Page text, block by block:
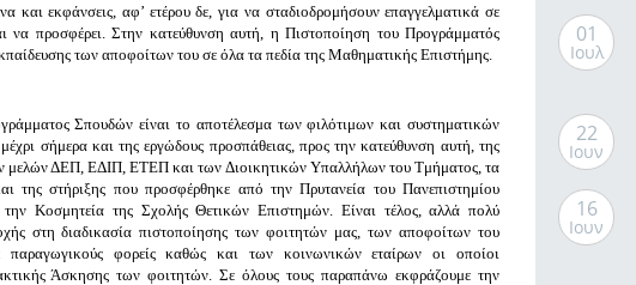
και εκφάνσεις, αφ’ ετέρου δε, για να σταδιοδρομήσουν επαγγελματικά σε
προσφέρει. Στην κατεύθυνση αυτή, η Πιστοποίηση του Προγράμματός
των αποφοίτων του σε όλα τα πεδία της Μαθηματικής Επιστήμης.
Σπουδών είναι το αποτέλεσμα των φιλότιμων και συστηματικών
σήμερα και της εργώδους προσπάθειας, προς την κατεύθυνση αυτή, της
ΔΕΠ, ΕΔΙΠ, ΕΤΕΠ και των Διοικητικών Υπαλλήλων του Τμήματος, τα
της στήριξης που προσφέρθηκε από την Πρυτανεία του Πανεπιστημίου
Κοσμητεία της Σχολής Θετικών Επιστημών. Είναι τέλος, αλλά πολύ
στη διαδικασία πιστοποίησης των φοιτητών μας, των αποφοίτων του
φορείς καθώς και των κοινωνικών εταίρων οι οποίοι
Άσκησης των φοιτητών. Σε όλους τους παραπάνω εκφράζουμε την
01
Ιουλ
22
Ιουν
16
Ιουν